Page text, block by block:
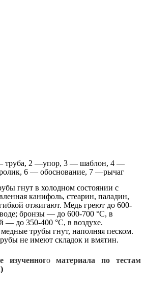
труба, 2 —упор, 3 — шаблон, 4 —
6 — обоснование, 7 —рычаг
гнут в холодном состоянии с
канифоль, стеарин, паладин,
отжигают. Медь греют до 600-
бронзы — до 600-700 °С, в
— до 350-400 °С, в воздухе.
трубы гнут, наполняя песком.
не имеют складок и вмятин.
изученногоматериала по тестам